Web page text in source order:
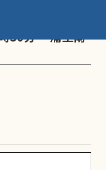
習試合 蒲生
30分〜 蒲生南